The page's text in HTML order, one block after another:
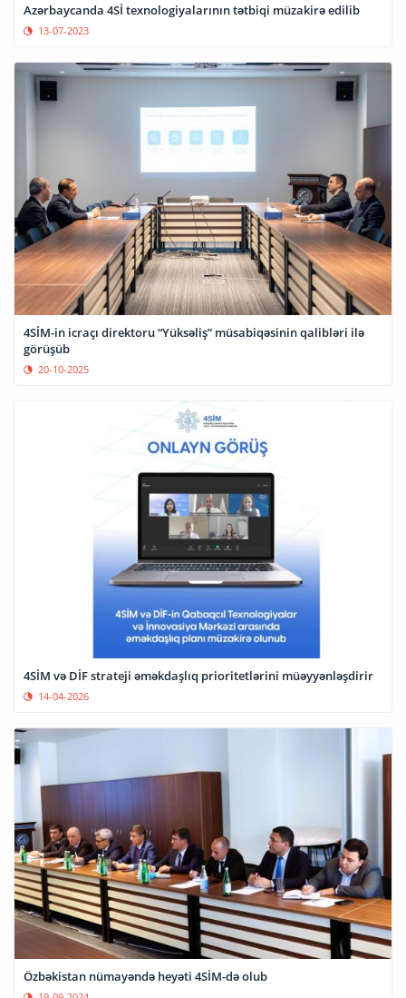
Azərbaycanda 4Sİ texnologiyalarının tətbiqi müzakirə edilib
13-07-2023
4SİM-in icraçı direktoru “Yüksəliş” müsabiqəsinin qalibləri ilə
görüşüb
20-10-2025
4SİM və DİF strateji əməkdaşlıq prioritetlərini müəyyənləşdirir
14-04-2026
Özbəkistan nümayəndə heyəti 4SİM-də olub